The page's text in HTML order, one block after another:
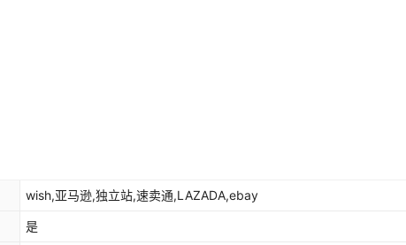
wish,亚马逊,独立站,速卖通,LAZADA,ebay
是